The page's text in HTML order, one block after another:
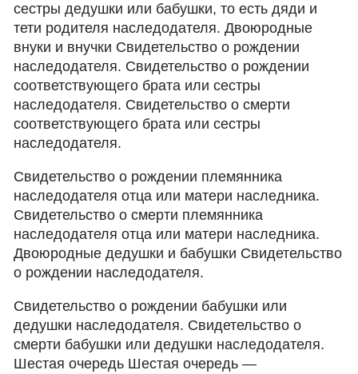
сестры дедушки или бабушки, то есть дяди и
тети родителя наследодателя. Двоюродные
внуки и внучки Свидетельство о рождении
наследодателя. Свидетельство о рождении
соответствующего брата или сестры
наследодателя. Свидетельство о смерти
соответствующего брата или сестры
наследодателя.
Свидетельство о рождении племянника
наследодателя отца или матери наследника.
Свидетельство о смерти племянника
наследодателя отца или матери наследника.
Двоюродные дедушки и бабушки Свидетельство
о рождении наследодателя.
Свидетельство о рождении бабушки или
дедушки наследодателя. Свидетельство о
смерти бабушки или дедушки наследодателя.
Шестая очередь Шестая очередь —